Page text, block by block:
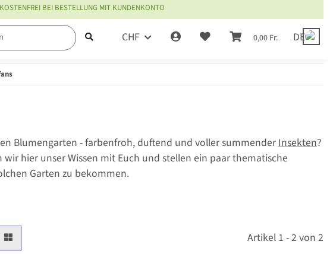
BEI BESTELLUNG MIT KUNDENKONTO
CHF 0,00 Fr. DE
Blumengarten - farbenfroh, duftend und voller summenderInsekten?
hier unser Wissen mit Euch und stellen ein paar thematische
Garten zu bekommen.
Artikel 1 - 2 von 2